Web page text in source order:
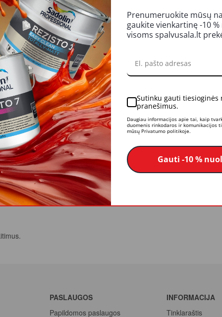
KIEKIS:
Į
APRAŠYMAS REITINGAI IR ATSILIEPIMAI
grindims dažyti.
PASLAUGOS
Papildomos paslaugos
INFORMACIJA
Tinklaraštis
Prenumeruokite mūsų
gaukite vienkartinę -10
visoms spalvusala.lt
Sutinku gauti tiesioginės
pranešimus.
Daugiau informacijos apie tai, kaip
duomenis rinkodaros ir komunikacijos
mūsų Privatumo politikoje.
Gauti -10 %